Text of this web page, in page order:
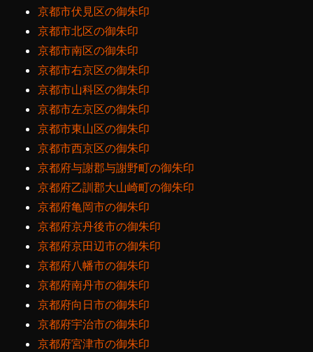
京都市伏見区の御朱印
京都市北区の御朱印
京都市南区の御朱印
京都市右京区の御朱印
京都市山科区の御朱印
京都市左京区の御朱印
京都市東山区の御朱印
京都市西京区の御朱印
京都府与謝郡与謝野町の御朱印
京都府乙訓郡大山崎町の御朱印
京都府亀岡市の御朱印
京都府京丹後市の御朱印
京都府京田辺市の御朱印
京都府八幡市の御朱印
京都府南丹市の御朱印
京都府向日市の御朱印
京都府宇治市の御朱印
京都府宮津市の御朱印